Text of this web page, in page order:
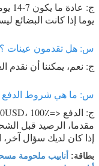
يوما إذا كانت البضائع
س: هل تقدمون عينات ؟
ج: نعم، يمكننا أن نقدم
س: ما هي شروط الدفع
مقدما، الرصيد قبل
إذا كان لديك سؤال آخر،
بطاقة: أنابيب ملحومة